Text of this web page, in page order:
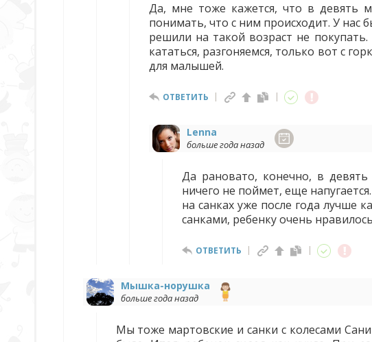
Да, мне тоже кажется, что в девять
понимать, что с ним происходит. У нас
решили на такой возраст не
кататься, разгоняемся, только вот с
для малышей.
ОТВЕТИТЬ
Lenna
больше года назад
Да рановато, конечно, в
ничего не поймет, еще
на санках уже после года лучше
санками, ребенку очень
ОТВЕТИТЬ
Мышка-норушка
больше года назад
Мы тоже мартовские и санки с колесами